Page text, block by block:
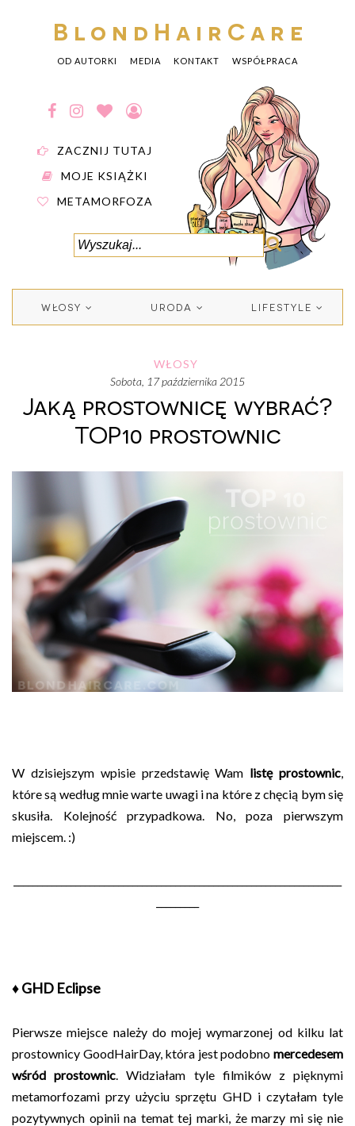
BlondHairCare
OD AUTORKI MEDIA KONTAKT WSPÓŁPRACA
ZACZNIJ TUTAJ
MOJE KSIĄŻKI
METAMORFOZA
WŁOSY URODA LIFESTYLE
WŁOSY
sobota, 17 października 2015
Jaką prostownicę wybrać?
TOP10 prostownic
W dzisiejszym wpisie przedstawię Wam listę prostownic,
które są według mnie warte uwagi i na które z chęcią bym się
skusiła. Kolejność przypadkowa. No, poza pierwszym
miejscem. :)
♦ GHD Eclipse
Pierwsze miejsce należy do mojej wymarzonej od kilku lat
prostownicy GoodHairDay, która jest podobno mercedesem
wśród prostownic. Widziałam tyle filmików z pięknymi
metamorfozami przy użyciu sprzętu GHD i czytałam tyle
pozytywnych opinii na temat tej marki, że marzy mi się nie